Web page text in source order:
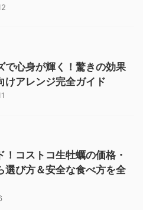
で心身が輝く！驚きの効果
けアレンジ完全ガイド
！コストコ生牡蠣の価格・
選び方＆安全な食べ方を全